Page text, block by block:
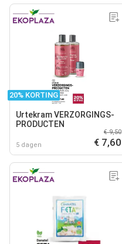
20% KORTING
Urtekram VERZORGINGS-
PRODUCTEN
5 dagen
€ 9,50
€ 7,60